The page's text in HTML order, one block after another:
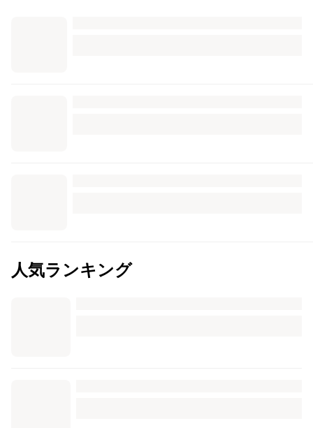
人気ランキング